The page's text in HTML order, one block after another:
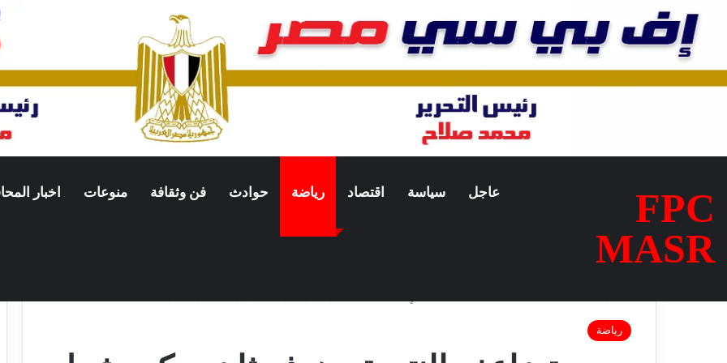
FPC
MASR
عاجل سياسة اقتصاد رياضة حوادث فن وثقافة منوعات اخبار
الجمعة, أغسطس 7 2026
رياضة